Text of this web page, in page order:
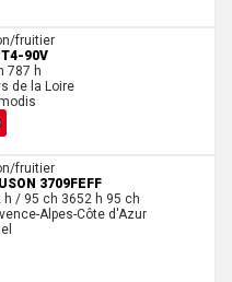
fruitier
T4-90V
787 h
de la Loire
fruitier
3709FEFF
h / 95 ch 3652 h 95 ch
Alpes-Côte d'Azur